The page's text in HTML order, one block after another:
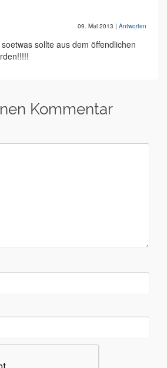
09. Mai 2013 | Antworten
sollte aus dem öffendlichen
Kommentar